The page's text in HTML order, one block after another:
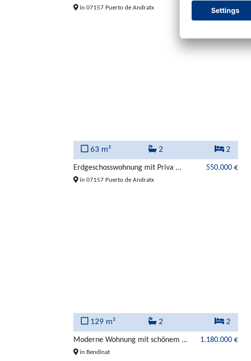
in 07157 Puerto de Andratx
63 m² 2 2
Erdgeschosswohnung mit Priva ... 550.000 €
in 07157 Puerto de Andratx
129 m² 2 2
Moderne Wohnung mit schönem ... 1.180.000 €
in Bendinat